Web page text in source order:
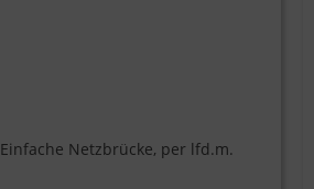
Einfache Netzbrücke, per lfd.m.